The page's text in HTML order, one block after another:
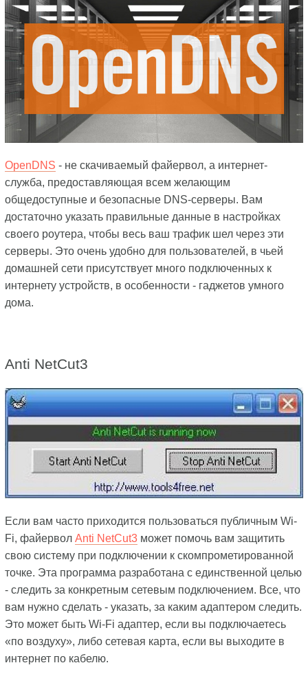
OpenDNS - не скачиваемый файервол, а интернет-
служба, предоставляющая всем желающим
общедоступные и безопасные DNS-серверы. Вам
достаточно указать правильные данные в настройках
своего роутера, чтобы весь ваш трафик шел через эти
серверы. Это очень удобно для пользователей, в чьей
домашней сети присутствует много подключенных к
интернету устройств, в особенности - гаджетов умного
дома.
Anti NetCut3
Если вам часто приходится пользоваться публичным Wi-
Fi, файервол Anti NetCut3может помочь вам защитить
свою систему при подключении к скомпрометированной
точке. Эта программа разработана с единственной целью
- следить за конкретным сетевым подключением. Все, что
вам нужно сделать - указать, за каким адаптером следить.
Это может быть Wi-Fi адаптер, если вы подключаетесь
«по воздуху», либо сетевая карта, если вы выходите в
интернет по кабелю.